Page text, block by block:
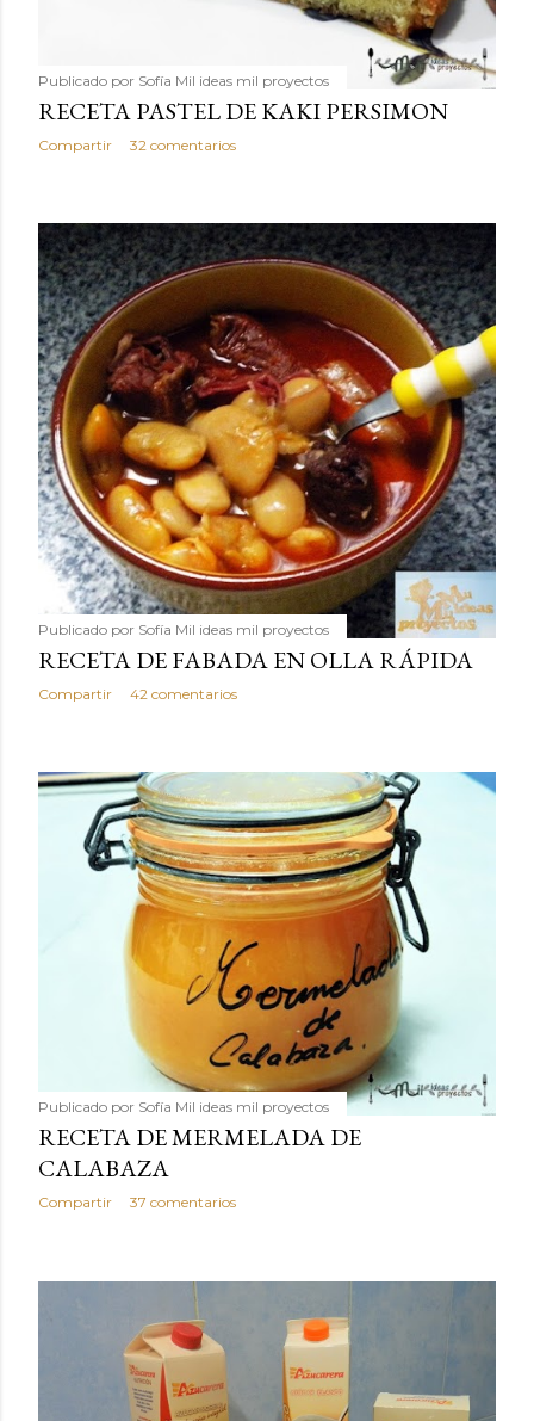
Publicado por Sofía Mil ideas mil proyectos
RECETA PASTEL DE KAKI PERSIMON
Compartir 32 comentarios
Publicado por Sofía Mil ideas mil proyectos
RECETA DE FABADA EN OLLA RÁPIDA
Compartir 42 comentarios
Publicado por Sofía Mil ideas mil proyectos
RECETA DE MERMELADA DE
CALABAZA
Compartir 37 comentarios